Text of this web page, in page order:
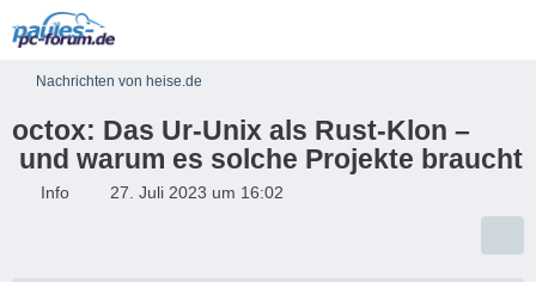
Nachrichten von heise.de
octox: Das Ur-Unix als Rust-Klon –
und warum es solche Projekte braucht
Info 27. Juli 2023 um 16:02